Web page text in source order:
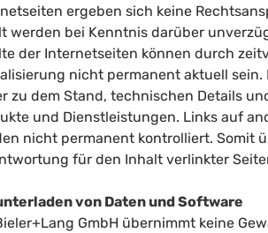
ergeben sich keine
werden bei Kenntnis darüber
der Internetseiten können durch
nicht permanent aktuell sein.
zu dem Stand, technischen Details
und Dienstleistungen. Links auf
nicht permanent kontrolliert. Somit
für den Inhalt verlinkter
von Daten und Software
GmbH übernimmt keine